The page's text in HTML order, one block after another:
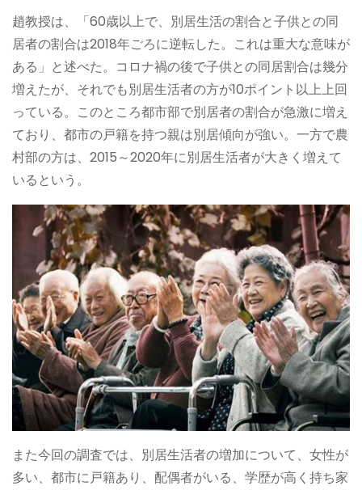
趙教授は、「60歳以上で、別居生活の割合と子供との同
居者の割合は2018年ごろに逆転した。これは重大な意味が
ある」と述べた。コロナ禍の後で子供との同居割合は幾分
増えたが、それでも別居生活者の方が10ポイント以上上回
っている。このところ都市部で別居者の割合が急激に増え
ており、都市の戸籍を持つ親は別居傾向が強い。一方で農
村部の方は、2015～2020年に別居生活者が大きく増えて
いるという。
また今回の調査では、別居生活者の増加について、女性が
多い、都市に戸籍あり、配偶者がいる、学歴が高く持ち家